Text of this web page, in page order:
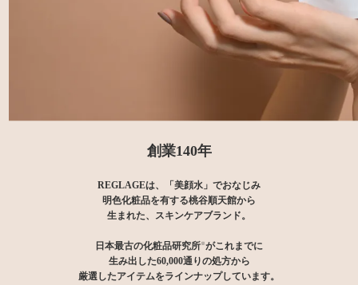
創業140年
REGLAGEは、「美顔水」でおなじみ
明色化粧品を有する桃谷順天館から
生まれた、スキンケアブランド。
日本最古の化粧品研究所※がこれまでに
生み出した60,000通りの処方から
厳選したアイテムをラインナップしています。